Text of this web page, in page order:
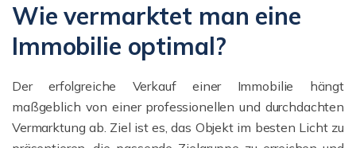
Wie vermarktet man eine
Immobilie optimal?
Der erfolgreiche Verkauf einer Immobilie hängt
maßgeblich von einer professionellen und durchdachten
Vermarktung ab. Ziel ist es, das Objekt im besten Licht zu